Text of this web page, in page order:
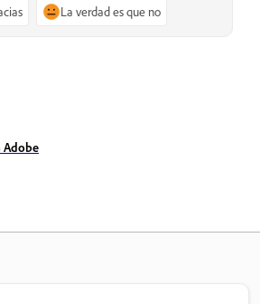
La verdad es que no
Adobe